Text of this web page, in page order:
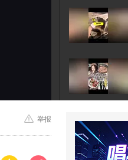
举报